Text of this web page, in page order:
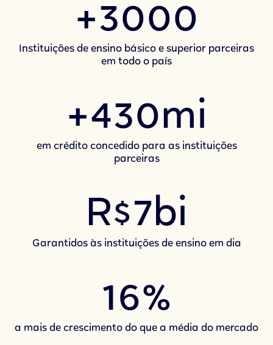
+3000
Instituições de ensino básico e superior parceiras
em todo o país
+430mi
em crédito concedido para as instituições
parceiras
R$7bi
Garantidos às instituições de ensino em dia
16%
a mais de crescimento do que a média do mercado